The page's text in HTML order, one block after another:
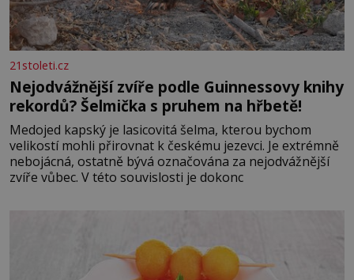
21stoleti.cz
Nejodvážnější zvíře podle Guinnessovy knihy
rekordů? Šelmička s pruhem na hřbetě!
Medojed kapský je lasicovitá šelma, kterou bychom
velikostí mohli přirovnat k českému jezevci. Je extrémně
nebojácná, ostatně bývá označována za nejodvážnější
zvíře vůbec. V této souvislosti je dokonc